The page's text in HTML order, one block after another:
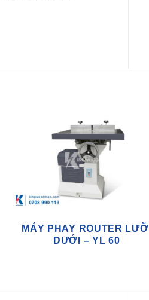
MÁY PHAY ROUTER LƯỠI
DƯỚI – YL 60